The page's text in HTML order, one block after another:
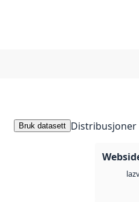
Bruk datasett Distribusjoner
laz